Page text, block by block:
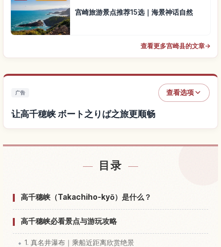
宫崎旅游景点推荐15选｜海景神话自然
查看更多宫崎县的文章→
广告 查看选项
让高千穂峡 ボート之りば之旅更顺畅
目录
高千穗峡（Takachiho-kyō）是什么？
高千穗峡必看景点与游玩攻略
1. 真名井瀑布｜乘船近距离欣赏绝景